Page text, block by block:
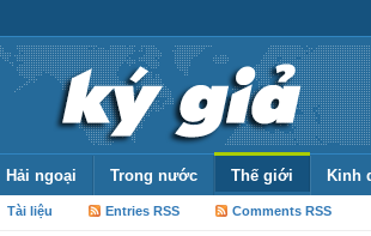
Hải ngoại Trong nước Thế giới Kinh
Tài liệu Entries RSS Comments RSS